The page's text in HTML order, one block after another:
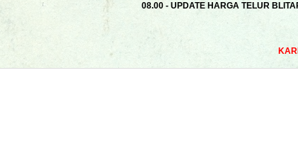
08.00 - UPDATE HARGA TELUR